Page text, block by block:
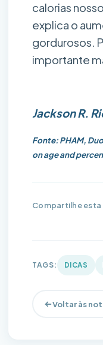
calorias
explica o
gordurosos.
importante
Jackson R.
Fonte: PHAM,
on age and
Compartilhe
TAGS: DICAS
Voltar às